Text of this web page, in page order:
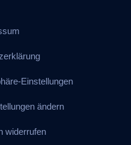
Einstellungen
ändern
widerrufen